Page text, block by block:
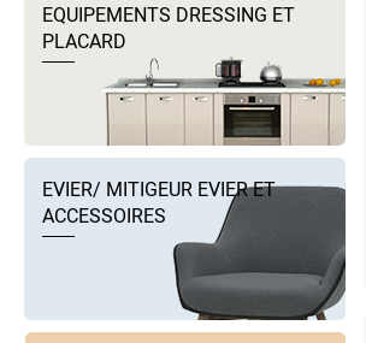
EQUIPEMENTS DRESSING ET
PLACARD
EVIER/ MITIGEUR EVIER ET
ACCESSOIRES